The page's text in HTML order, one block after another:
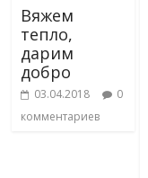
Вяжем
тепло,
дарим
добро
03.04.2018
0
комментариев